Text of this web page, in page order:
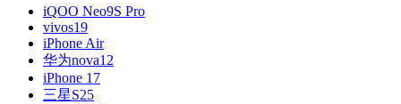
iQOO Neo9S Pro
vivos19
iPhone Air
华为nova12
iPhone 17
三星S25